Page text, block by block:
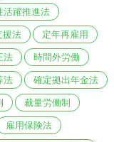
活躍推進法
援法 定年再雇用
法 時間外労働
法 確定拠出年金法
裁量労働制
雇用保険法